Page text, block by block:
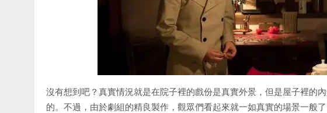
沒有想到吧？真實情況就是在院子裡的戲份是真實外景，但是屋子裡的
的。不過，由於劇組的精良製作，觀眾們看起來就一如真實的場景一般